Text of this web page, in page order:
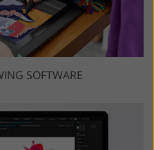
SOFTWARE